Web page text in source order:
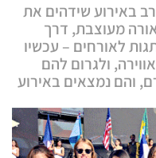
באירוע שידהים את
מעוצבת, דרך
לאורחים – עכשיו
ולגרום להם
והם נמצאים באירוע